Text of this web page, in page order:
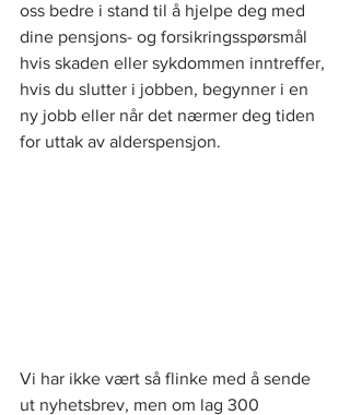
oss bedre i stand til å hjelpe deg med
dine pensjons- og forsikringsspørsmål
hvis skaden eller sykdommen inntreffer,
hvis du slutter i jobben, begynner i en
ny jobb eller når det nærmer deg tiden
for uttak av alderspensjon.
Vi har ikke vært så flinke med å sende
ut nyhetsbrev, men om lag 300